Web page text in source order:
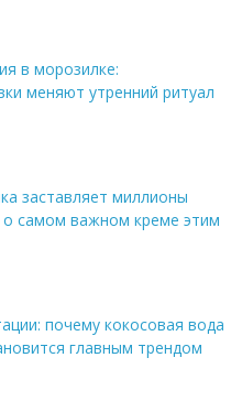
в морозилке:
меняют утренний ритуал
заставляет миллионы
самом важном креме этим
почему кокосовая вода
главным трендом